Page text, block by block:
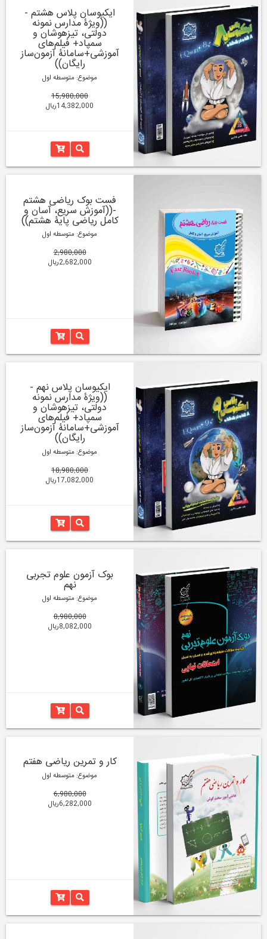
ایکیوسان پلاس هشتم -
((ویژۀ مدارس نمونه
دولتی، تیزهوشان و
سمپاد+ فیلم‌های
آموزشی+سامانۀ آزمون‌ساز
رایگان))
موضوع: متوسطه اول
15,980,000
14,382,000ریال
فست بوک ریاضی هشتم
-((آموزش سریع، آسان و
کامل ریاضی پایۀ هشتم))
موضوع: متوسطه اول
2,980,000
2,682,000ریال
ایکیوسان پلاس نهم -
((ویژۀ مدارس نمونه
دولتی، تیزهوشان و
سمپاد+ فیلم‌های
آموزشی+سامانۀ آزمون‌ساز
رایگان))
موضوع: متوسطه اول
18,980,000
17,082,000ریال
بوک آزمون علوم تجربی
نهم
موضوع: متوسطه اول
8,980,000
8,082,000ریال
کار و تمرین ریاضی هفتم
موضوع: متوسطه اول
6,980,000
6,282,000ریال